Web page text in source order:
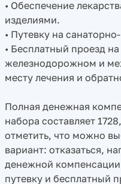
• Обеспечение
изделиями.
• Путевку на
• Бесплатный проезд
железнодорожном и
месту лечения и
Полная денежная
набора составляет
отметить, что можно
вариант: отказаться,
денежной
путевку и бесплатный